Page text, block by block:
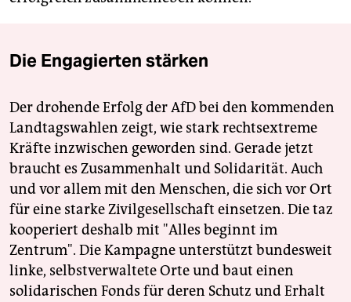
Die Engagierten stärken
Der drohende Erfolg der AfD bei den kommenden
Landtagswahlen zeigt, wie stark rechtsextreme
Kräfte inzwischen geworden sind. Gerade jetzt
braucht es Zusammenhalt und Solidarität. Auch
und vor allem mit den Menschen, die sich vor Ort
für eine starke Zivilgesellschaft einsetzen. Die taz
kooperiert deshalb mit "Alles beginnt im
Zentrum". Die Kampagne unterstützt bundesweit
linke, selbstverwaltete Orte und baut einen
solidarischen Fonds für deren Schutz und Erhalt